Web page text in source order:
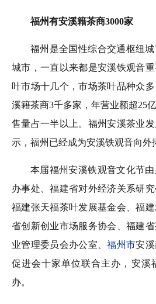
福州有安溪籍茶商3000家
福州是全国性综合交通枢纽
城市，一直以来都是安溪铁观音
叶市场十几个，市场茶叶品种众
溪籍茶商3千多家，年营业额超25
售量占一半以上。福州安溪茶业
示，福州已经成为安溪铁观音向外
本届福州安溪铁观音文化节
办事处、福建省对外经济关系研究
福建张天福茶叶发展基金会、福
省创新创业市场服务协会、福建
业管理委员会办公室、福州市安
促进会十家单位联合主办，安溪
办。